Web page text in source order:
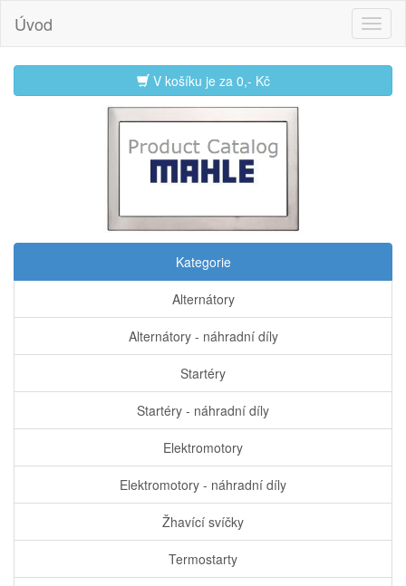
Úvod
V košíku je za 0,- Kč
Kategorie
Alternátory
Alternátory - náhradní díly
Startéry
Startéry - náhradní díly
Elektromotory
Elektromotory - náhradní díly
Žhavící svíčky
Termostarty